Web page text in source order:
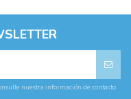
nuestra información de contacto